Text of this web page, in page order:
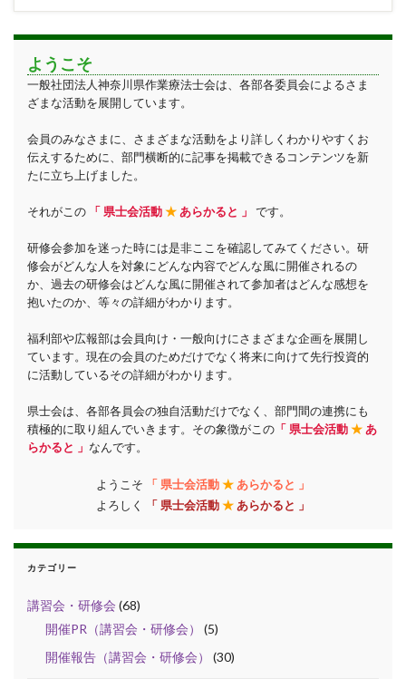
ようこそ
一般社団法人神奈川県作業療法士会は、各部各委員会によるさま
ざまな活動を展開しています。
会員のみなさまに、さまざまな活動をより詳しくわかりやすくお
伝えするために、部門横断的に記事を掲載できるコンテンツを新
たに立ち上げました。
それがこの 「 県士会活動★あらかると 」 です。
研修会参加を迷った時には是非ここを確認してみてください。研
修会がどんな人を対象にどんな内容でどんな風に開催されるの
か、過去の研修会はどんな風に開催されて参加者はどんな感想を
抱いたのか、等々の詳細がわかります。
福利部や広報部は会員向け・一般向けにさまざまな企画を展開し
ています。現在の会員のためだけでなく将来に向けて先行投資的
に活動しているその詳細がわかります。
県士会は、各部各員会の独自活動だけでなく、部門間の連携にも
積極的に取り組んでいきます。その象徴がこの 「 県士会活動★あ
らかると 」 なんです。
ようこそ 「 県士会活動★あらかると 」
よろしく
「 県士会活動★あらかると 」
カテゴリー
講習会・研修会 (68)
開催PR（講習会・研修会）
(5)
開催報告（講習会・研修会）
(30)